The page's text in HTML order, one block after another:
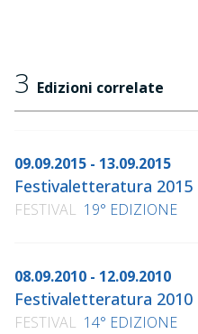
3 Edizioni correlate
09.09.2015 - 13.09.2015
Festivaletteratura 2015
FESTIVAL 19° EDIZIONE
08.09.2010 - 12.09.2010
Festivaletteratura 2010
FESTIVAL 14° EDIZIONE